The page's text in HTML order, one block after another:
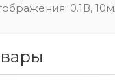
0.1В,